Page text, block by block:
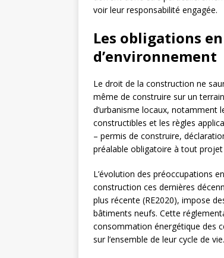
voir leur responsabilité engagée.
Les obligations
d’environnement
Le droit de la construction ne
même de construire sur un
d’urbanisme locaux, notamment
constructibles et les règles
– permis de construire,
préalable obligatoire à tout
L’évolution des préoccupations
construction ces dernières
plus récente (RE2020), impose
bâtiments neufs. Cette
consommation énergétique des
sur l’ensemble de leur cycle de vie.